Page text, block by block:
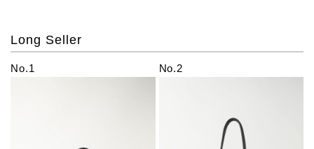
Long Seller
No.1 No.2